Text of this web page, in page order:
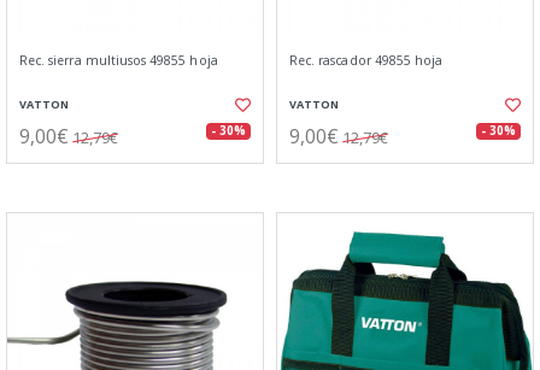
Rec. sierra multiusos 49855 hoja
VATTON
9,00€ 12,79€ - 30%
Rec. rascador 49855 hoja
VATTON
9,00€ 12,79€ - 30%